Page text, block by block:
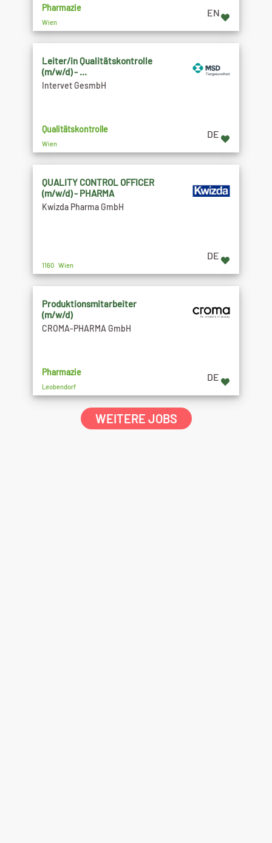
Pharmazie
Wien
EN
Leiter/in Qualitätskontrolle
(m/w/d) - ...
Intervet GesmbH
Qualitätskontrolle
Wien
DE
QUALITY CONTROL OFFICER
(m/w/d) - PHARMA
Kwizda Pharma GmbH
1160 Wien
DE
Produktionsmitarbeiter
(m/w/d)
CROMA-PHARMA GmbH
Pharmazie
Leobendorf
DE
WEITERE JOBS